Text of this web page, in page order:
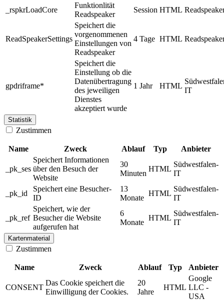
_rspkrLoadCore
Funktionlität
Readspeaker
Session HTML
ReadSpeakerSettings
Speichert die
vorgenommenen
Einstellungen von
Readspeaker
4 Tage HTML
gpdriframe*
Speichert die
Einstellung ob die
Datenübertragung
des jeweiligen
Dienstes
akzeptiert wurde
1 Jahr HTML
IT
Statistik
Zustimmen
Name Zweck Ablauf Typ Anbieter
_pk_ses
Speichert Informationen
über den Besuch der
Website
30
Minuten
HTML
Südwestfalen-
IT
_pk_id
Speichert eine Besucher-
ID
13
Monate
HTML
Südwestfalen-
IT
_pk_ref
Speichert, wie der
Besucher die Website
aufgerufen hat
6
Monate
HTML
Südwestfalen-
IT
Kartenmaterial
Zustimmen
Name Zweck Ablauf Typ Anbieter
CONSENT
Das Cookie speichert die
Einwilligung der Cookies.
20
Jahre
HTML
Google
LLC -
USA